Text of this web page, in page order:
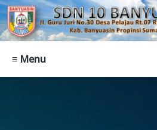
≡ Menu